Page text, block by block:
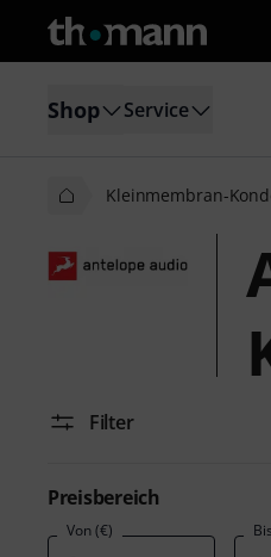
Shop Service
Kleinmembran-
Filter
Preisbereich
Von (€)